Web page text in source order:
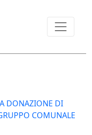
DONAZIONE DI
COMUNALE